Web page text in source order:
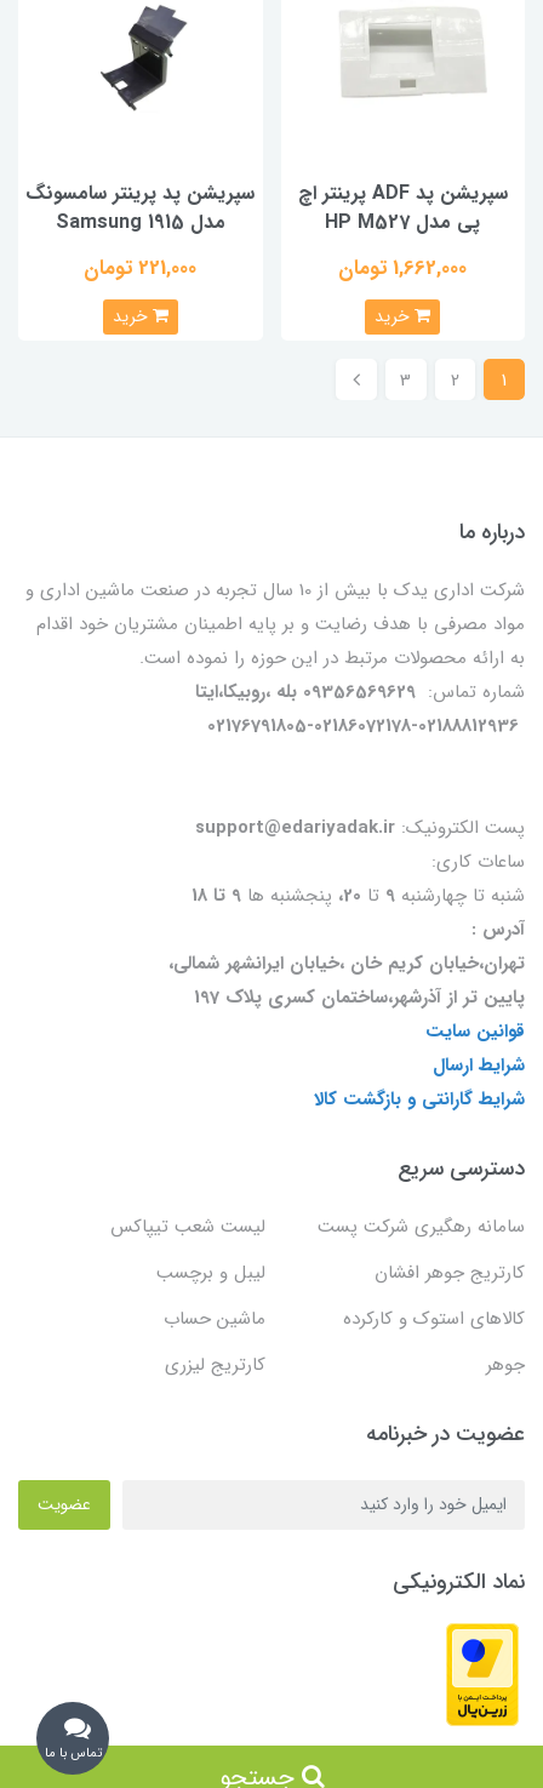
سپریشن پد ADF پرینتر اچ
پی مدل HP M527
1,662,000 تومان
خرید
سپریشن پد پرینتر سامسونگ
مدل Samsung 1915
221,000 تومان
خرید
1
2
3
جستجو
درباره ما
شرکت اداری یدک با بیش از 10 سال تجربه در صنعت ماشین اداری و
مواد مصرفی با هدف رضایت و بر پایه اطمینان مشتریان خود اقدام
به ارائه محصولات مرتبط در این حوزه را نموده است.
شماره تماس: 09356569629 بله ،روبیکا،ایتا
02176791805-02186072178-02188812936
پست الکترونیک:
ساعات کاری:
شنبه تا چهارشنبه 9 تا 20، پنجشنبه ها
آدرس :
تهران،خیابان کریم خان ،خیابان ایرانشهر شمالی،
پایین تر از آذرشهر،ساختمان کسری پلاک 197
قوانین سایت
شرایط ارسال
شرایط گارانتی و بازگشت کالا
دسترسی سریع
سامانه رهگیری شرکت پست
لیست شعب تیپاکس
کارتریج جوهر افشان
لیبل و برچسب
کالاهای استوک و کارکرده
ماشین حساب
جوهر
کارتریج لیزری
عضویت در خبرنامه
عضویت
نماد الکترونیکی
تماس با ما